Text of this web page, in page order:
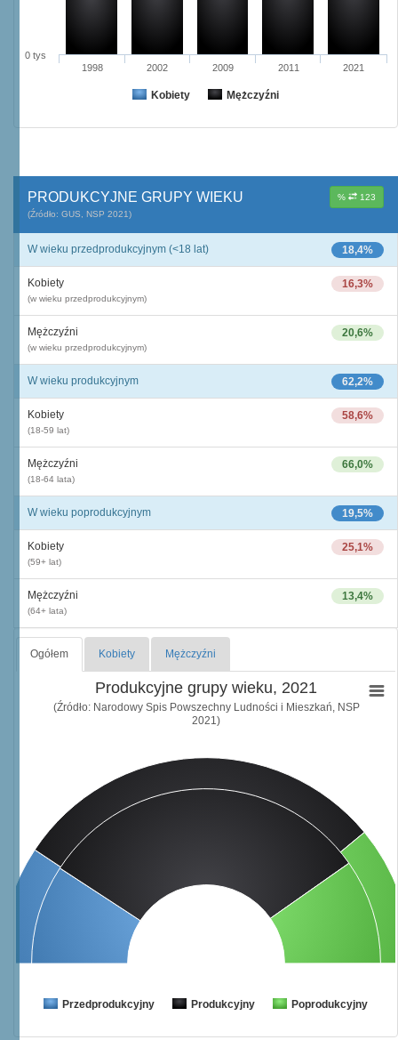
Kobiety Mężczyźni
1998 2002 2009 2011 2021
0 tys
% 123
PRODUKCYJNE GRUPY WIEKU
(Źródło: GUS, NSP 2021)
18,4%
W wieku przedprodukcyjnym (<18 lat)
16,3%
Kobiety
(w wieku przedprodukcyjnym)
20,6%
Mężczyźni
(w wieku przedprodukcyjnym)
62,2%
W wieku produkcyjnym
58,6%
Kobiety
(18-59 lat)
66,0%
Mężczyźni
(18-64 lata)
19,5%
W wieku poprodukcyjnym
25,1%
Kobiety
(59+ lat)
13,4%
Mężczyźni
(64+ lata)
Ogółem Kobiety Mężczyźni
Produkcyjne grupy wieku, 2021
(Źródło: Narodowy Spis Powszechny Ludności i Mieszkań, NSP
2021)
Przedprodukcyjny Produkcyjny Poprodukcyjny